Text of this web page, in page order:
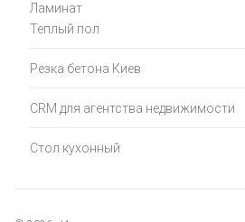
Ламинат
Теплый пол
Резка бетона Киев
CRM для агентства недвижимости
Стол кухонный